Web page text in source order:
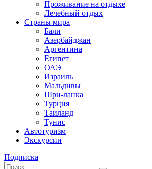
Проживание на отдыхе
Лечебный отдых
Страны мира
Бали
Азербайджан
Аргентина
Египет
ОАЭ
Израиль
Мальдивы
Шри-ланка
Турция
Таиланд
Тунис
Автотуризм
Экскурсии
Подписка